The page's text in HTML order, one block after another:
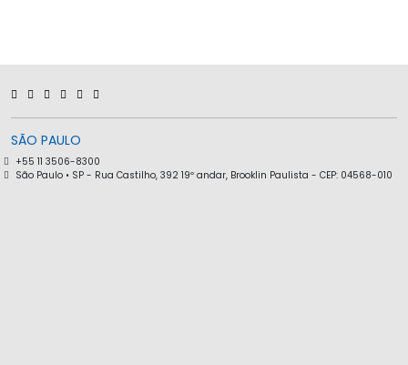
SÃO PAULO
+55 11 3506-8300
São Paulo • SP - Rua Castilho, 392 19º andar, Brooklin Paulista - CEP: 04568-010